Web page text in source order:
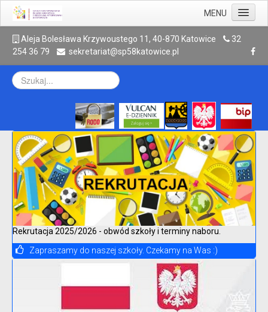
MENU
Aktualności
Rodzic
Kontakt
Archiwum
A leja Bolesława Krzywoustego 11, 40-870 Katowice
32
254 36 79
sekretariat@sp58katowice.pl
Rekrutacja 2025/2026 - obwód szkoły i terminy naboru.
Zapraszamy do naszej szkoły. Czekamy na Was :)